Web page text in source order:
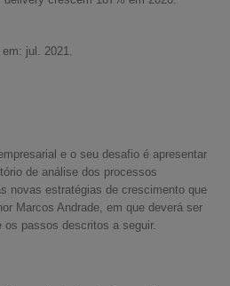
jul. 2021.
e o seu desafio é apresentar
de análise dos processos
novas estratégias de crescimento que
Marcos Andrade, em que deverá ser
os passos descritos a seguir.